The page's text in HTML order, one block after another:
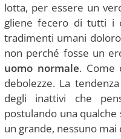
lotta, per essere un
gliene fecero di tutti i
tradimenti umani
non perché fosse un
uomo normale. Come
debolezze. La
degli inattivi che
postulando una qualche
un grande, nessuno mai